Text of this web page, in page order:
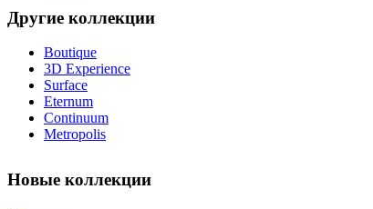
Другие коллекции
Boutique
3D Experience
Surface
Eternum
Continuum
Metropolis
Новые коллекции